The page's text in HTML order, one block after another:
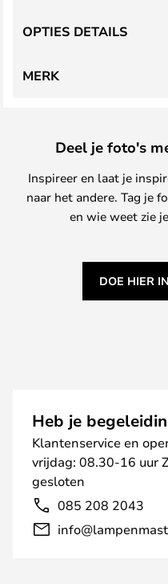
OPTIES DETAILS
MERK
Deel je foto's
Inspireer en laat je
naar het andere. Tag je
en wie weet zie
DOE HIER
Heb je
Klantenservice en
vrijdag: 08.30-16 uur
gesloten
085 208 2043